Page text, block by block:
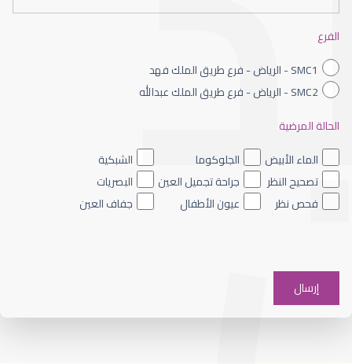
العدسات اللاصقة الصلبة
العدسات اللاصقة الطبية اليومية
الفرع
SMC1 - الرياض - فرع طريق الملك فهد
SMC2 - الرياض - فرع طريق الملك عبدالله
الحالة المرضية
الماء الأبيض
الجلوكوما
الشبكية
تصحيح النظر
جراحة تجميل العين
البصريات
فحص نظر
عيون الأطفال جفاف العين